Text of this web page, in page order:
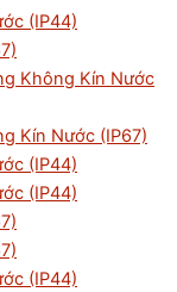
(IP44)
Không Kín Nước
Kín Nước (IP67)
(IP44)
(IP44)
(IP44)